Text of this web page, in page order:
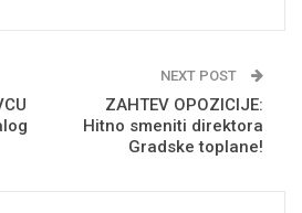
NEXT POST
ZAHTEV OPOZICIJE:
Hitno smeniti direktora
Gradske toplane!